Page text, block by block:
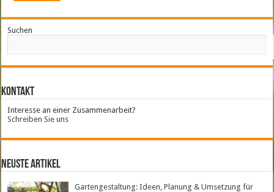
Suchen
Kontakt
Interesse an einer Zusammenarbeit?
Schreiben Sie uns
neuste Artikel
Gartengestaltung: Ideen, Planung & Umsetzung für